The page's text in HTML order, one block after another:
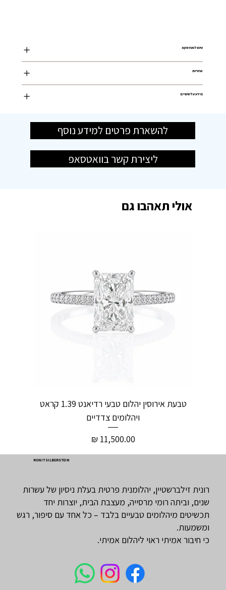
טיפול ותחזוקה
אחריות
מידע על שינויים
להשארת פרטים למידע נוסף
ליצירת קשר בוואטסאפ
אולי תאהבו גם
טבעת אירוסין יהלום טבעי רדיאנט 1.39 קראט
ויהלומים צדדיים
מחיר
RONIT SILBERSTEIN
רונית זילברשטיין, יהלומנית פרטית בעלת ניסיון של עשרות
שנים, וביתה רומי מרסייה, מעצבת הבית, יוצרות יחד
תכשיטים מיהלומים טבעיים בלבד – כל אחד עם סיפור, רגש
ומשמעות.
כי חיבור אמיתי ראוי ליהלום אמיתי.